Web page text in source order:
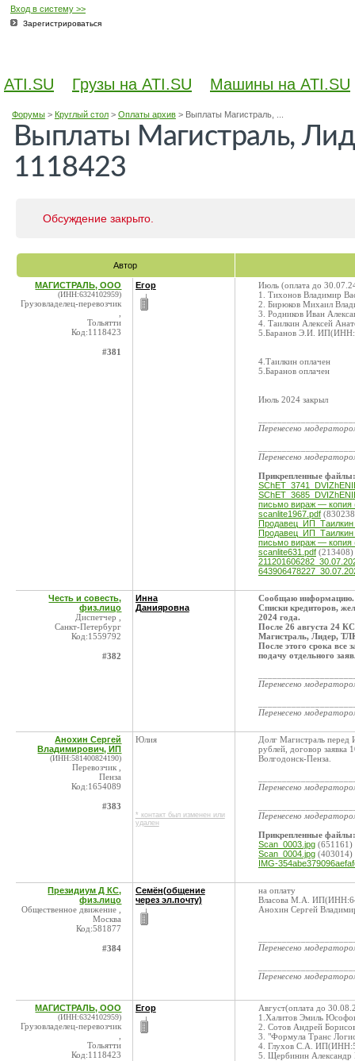
Вход в систему >>
Зарегистрироваться
ATI.SU Грузы на ATI.SU Машины на ATI.SU
Форумы> Круглый стол> Оплаты архив> Выплаты Магистраль, ...
Выплаты Магистраль,
1118423
Обсуждение закрыто.
Автор
МАГИСТРАЛЬ, ООО
(ИНН:6324102959)
Грузовладелец-перевозчик
Тольятти
Код:1118423
#381
Егор
Июль (оплата до
1. Тихонов Владимир
2. Бирюков Михаил
3. Родников Иван
4. Таилкин Алексей
5.Баранов Э.И.
4.Таилкин оплачен
5.Баранов оплачен
Июль 2024 закрыл
Перенесено
Перенесено
Прикрепленные файлы:
письмо вираж — копия
scanlite1967.pdf
письмо вираж — копия
scanlite631.pdf (213408)
Честь и совесть,
физ.лицо
Диспетчер ,
Санкт-Петербург
Код:1559792
#382
Инна
Данияровна
Сообщаю информацию.
Списки кредиторов,
2024 года.
После 26 августа 24
Магистраль, Лидер,
После этого срока все
подачу отдельного
Перенесено
Перенесено
Анохин Сергей
Владимирович, ИП
(ИНН:581400824190)
Перевозчик ,
Пенза
Код:1654089
#383
Юлия
* контакт был изменен или
удален
Долг Магистраль
рублей, договор
Волгодонск-Пенза.
Перенесено
Перенесено
Прикрепленные файлы:
Scan_0003.jpg (651161)
Scan_0004.jpg (403014)
IMG-
Президиум Д КС,
физ.лицо
Общественное движение ,
Москва
Код:581877
#384
Семён(общение
через эл.почту)
на оплату
Власова М.А.
Анохин Сергей
Перенесено
Перенесено
МАГИСТРАЛЬ, ООО
(ИНН:6324102959)
Грузовладелец-перевозчик
Тольятти
Код:1118423
Егор
Август(оплата до
1.Халитов Эмиль
2. Сотов Андрей
3. "Формула Транс
4. Глухов С.А.
5. Щербинин